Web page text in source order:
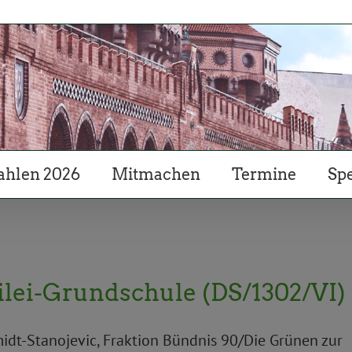
2026 Mitmachen Termine
Grundschule (DS/1302/VI)
Stanojevic, Fraktion Bündnis 90/Die Grünen zur